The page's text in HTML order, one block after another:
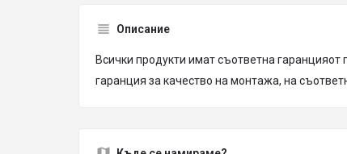
Описание
Всички продукти имат съответна
гаранция за качество на монтажа, на